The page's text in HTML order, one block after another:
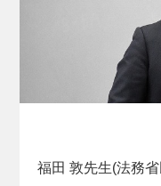
福田 敦先生(法務